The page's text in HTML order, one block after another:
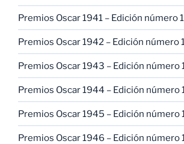
Premios Oscar 1941 – Edición número
Premios Oscar 1942 – Edición número
Premios Oscar 1943 – Edición número
Premios Oscar 1944 – Edición número
Premios Oscar 1945 – Edición número
Premios Oscar 1946 – Edición número